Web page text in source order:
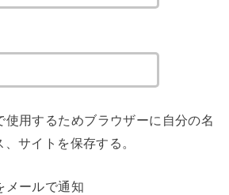
使用するためブラウザーに自分の名
サイトを保存する。
メールで通知